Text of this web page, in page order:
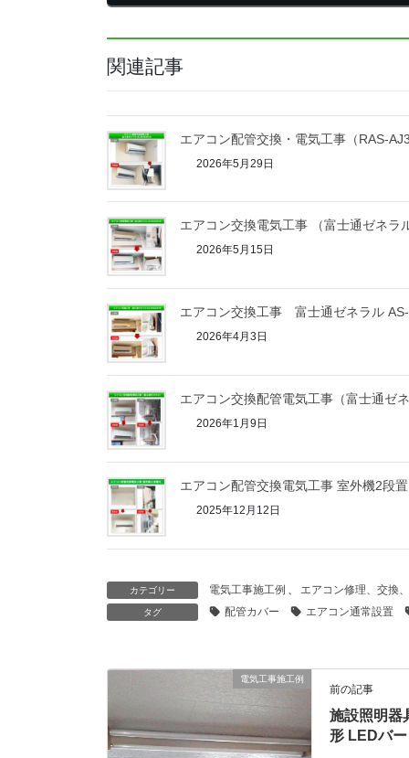
関連記事
エアコン配管交換・電気工事（RAS-
2026年5月29日
エアコン交換電気工事 （富士通ゼネラ
2026年5月15日
エアコン交換工事 富士通ゼネラル
2026年4月3日
エアコン交換配管電気工事（富士通ゼ
2026年1月9日
エアコン配管交換電気工事 室外機2段
2025年12月12日
カテゴリー 電気工事施工例 エアコン修理、交換
タグ 配管カバー エアコン通常設置
電気工事施工例
前の記事
施設照明器
形 LEDバ